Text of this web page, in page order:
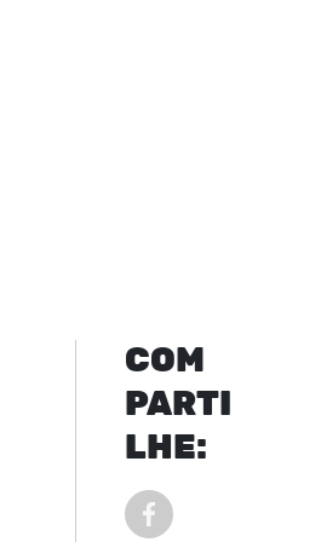
COM
PARTI
LHE:
COMPARTILHAR